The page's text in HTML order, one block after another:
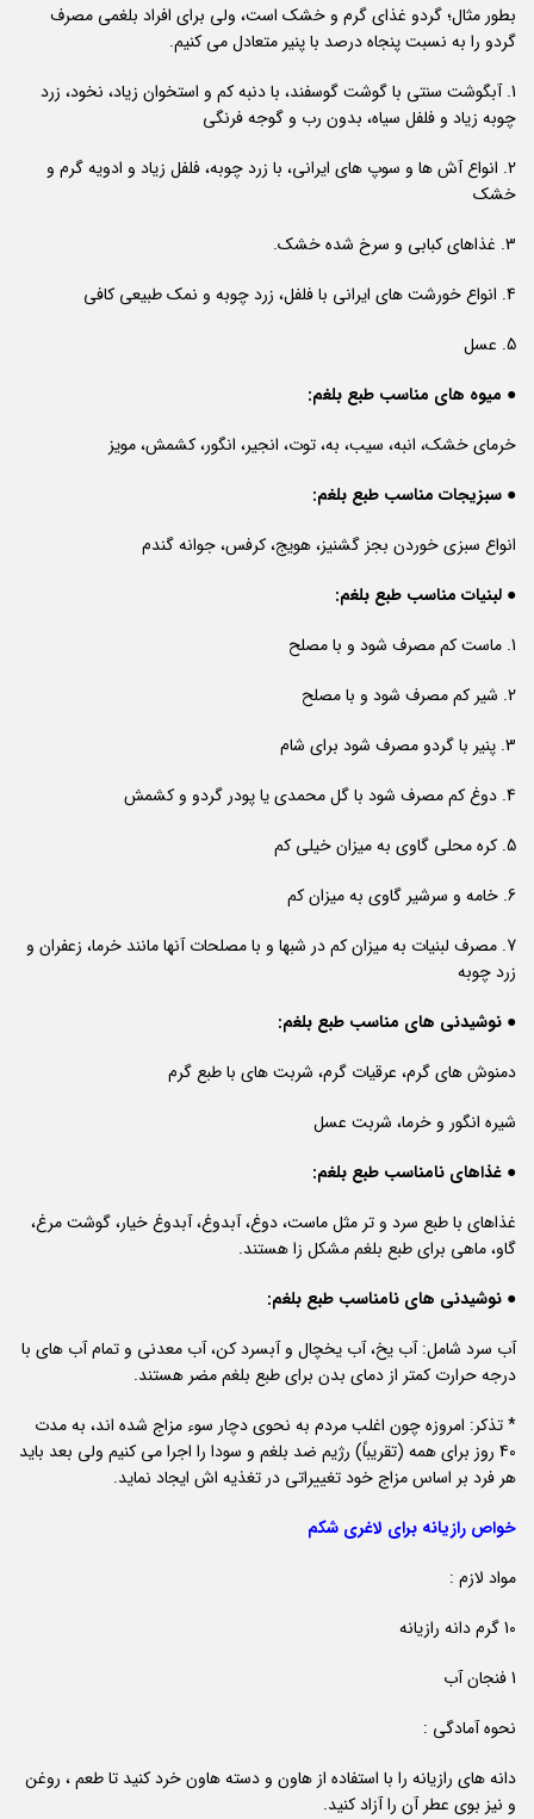
بطور مثال؛ گردو غذای گرم و خشک است، ولی برای افراد بلغمی مصرف
گردو را به نسبت پنجاه درصد با پنیر متعادل می کنیم.
1. آبگوشت سنتی با گوشت گوسفند، با دنبه کم و استخوان زیاد، نخود، زرد
چوبه زیاد و فلفل سیاه، بدون رب و گوجه فرنگی
2. انواع آش ها و سوپ های ایرانی، با زرد چوبه، فلفل زیاد و ادویه گرم و
خشک
3. غذاهای کبابی و سرخ شده خشک.
4. انواع خورشت های ایرانی با فلفل، زرد چوبه و نمک طبیعی کافی
5. عسل
● میوه های مناسب طبع بلغم:
خرمای خشک، انبه، سیب، به، توت، انجیر، انگور، کشمش، مویز
● سبزیجات مناسب طبع بلغم:
انواع سبزی خوردن بجز گشنیز، هویج، کرفس، جوانه گندم
● لبنیات مناسب طبع بلغم:
1. ماست کم مصرف شود و با مصلح
2. شیر کم مصرف شود و با مصلح
3. پنیر با گردو مصرف شود برای شام
4. دوغ کم مصرف شود با گل محمدی یا پودر گردو و کشمش
5. کره محلی گاوی به میزان خیلی کم
6. خامه و سرشیر گاوی به میزان کم
7. مصرف لبنیات به میزان کم در شبها و با مصلحات آنها مانند خرما، زعفران و
زرد چوبه
● نوشیدنی های مناسب طبع بلغم:
دمنوش های گرم، عرقیات گرم، شربت های با طبع گرم
شیره انگور و خرما، شربت عسل
● غذاهای نامناسب طبع بلغم:
غذاهای با طبع سرد و تر مثل ماست، دوغ، آبدوغ، آبدوغ خیار، گوشت مرغ،
گاو، ماهی برای طبع بلغم مشکل زا هستند.
● نوشیدنی های نامناسب طبع بلغم:
آب سرد شامل: آب یخ، آب یخچال و آبسرد کن، آب معدنی و تمام آب های با
درجه حرارت کمتر از دمای بدن برای طبع بلغم مضر هستند.
* تذکر: امروزه چون اغلب مردم به نحوی دچار سوء مزاج شده اند، به مدت
40 روز برای همه (تقریباً) رژیم ضد بلغم و سودا را اجرا می کنیم ولی بعد باید
هر فرد بر اساس مزاج خود تغییراتی در تغذیه اش ایجاد نماید.
خواص رازیانه برای لاغری شکم
مواد لازم :
10 گرم دانه رازیانه
1 فنجان آب
نحوه آمادگی :
دانه های رازیانه را با استفاده از هاون و دسته هاون خرد کنید تا طعم ، روغن
و نیز بوی عطر آن را آزاد کنید.